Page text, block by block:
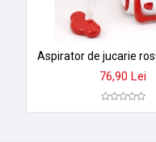
76,90 Lei